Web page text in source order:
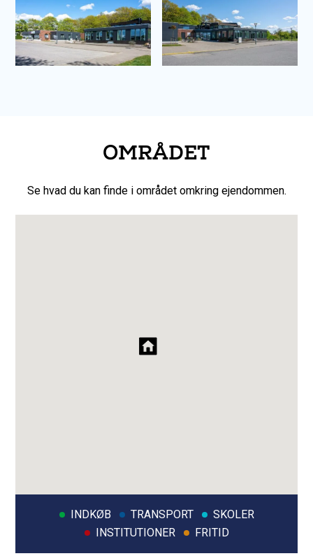
OMRÅDET
Se hvad du kan finde i området omkring ejendommen.
INDKØB TRANSPORT
SKOLER
INSTITUTIONER
FRITID